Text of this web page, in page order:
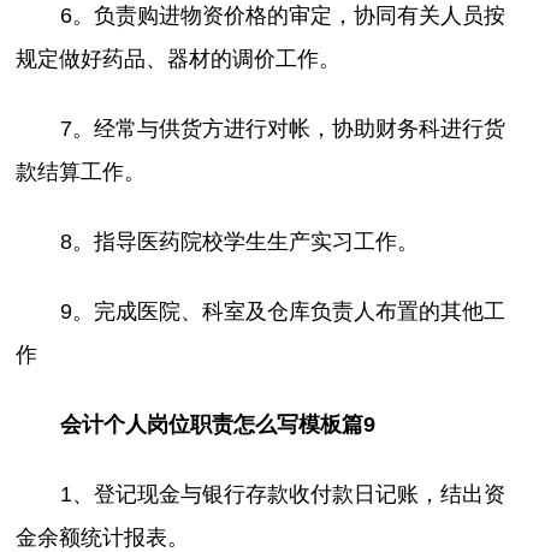
6。负责购进物资价格的审定，协同有关人员按
规定做好药品、器材的调价工作。
7。经常与供货方进行对帐，协助财务科进行货
款结算工作。
8。指导医药院校学生生产实习工作。
9。完成医院、科室及仓库负责人布置的其他工
作
会计个人岗位职责怎么写模板篇9
1、登记现金与银行存款收付款日记账，结出资
金余额统计报表。